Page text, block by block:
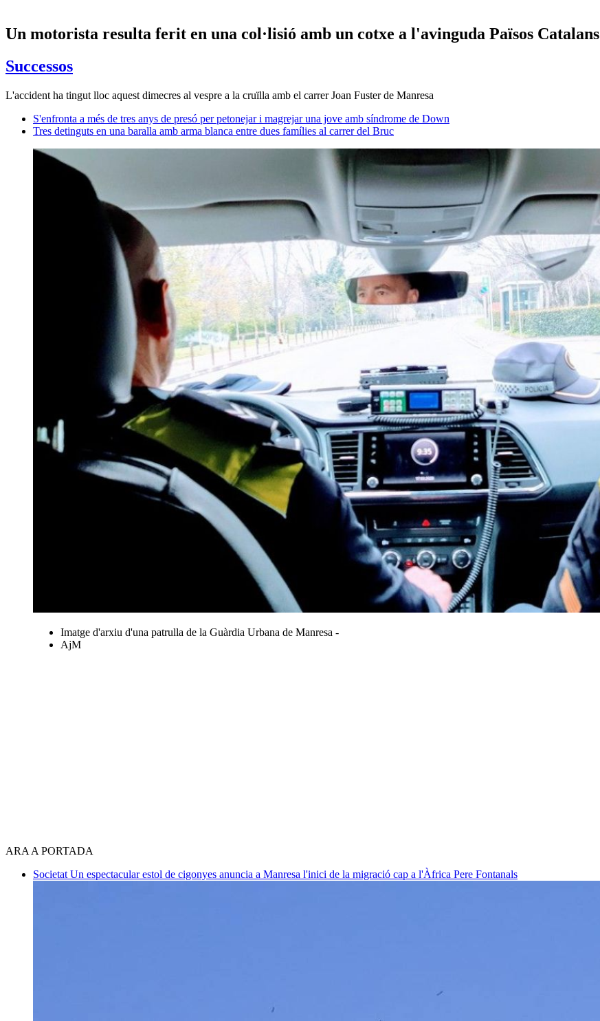
Un motorista resulta ferit en una col·lisió amb un cotxe a l'avinguda Països Catalans
Successos
L'accident ha tingut lloc aquest dimecres al vespre a la cruïlla amb el carrer Joan Fuster de Manresa
S'enfronta a més de tres anys de presó per petonejar i magrejar una jove amb síndrome de Down
Tres detinguts en una baralla amb arma blanca entre dues famílies al carrer del Bruc
Imatge d'arxiu d'una patrulla de la Guàrdia Urbana de Manresa -
AjM
ARA A PORTADA
Societat Un espectacular estol de cigonyes anuncia a Manresa l'inici de la migració cap a l'Àfrica Pere Fontanals